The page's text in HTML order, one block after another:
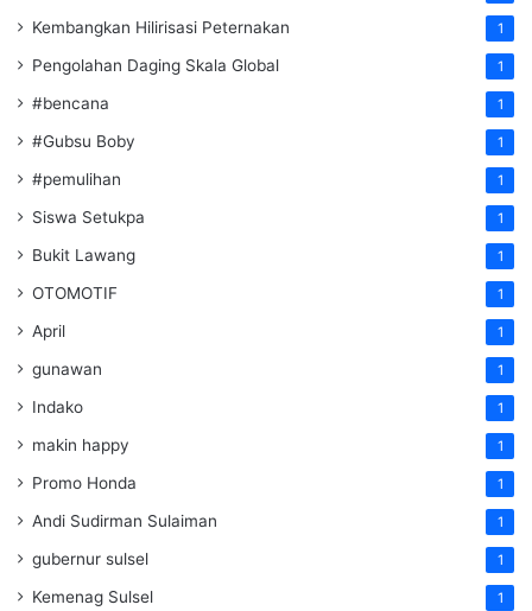
Kembangkan Hilirisasi Peternakan 1
Pengolahan Daging Skala Global 1
#bencana 1
#Gubsu Boby 1
#pemulihan 1
Siswa Setukpa 1
Bukit Lawang 1
OTOMOTIF 1
April 1
gunawan 1
Indako 1
makin happy 1
Promo Honda 1
Andi Sudirman Sulaiman 1
gubernur sulsel 1
Kemenag Sulsel 1